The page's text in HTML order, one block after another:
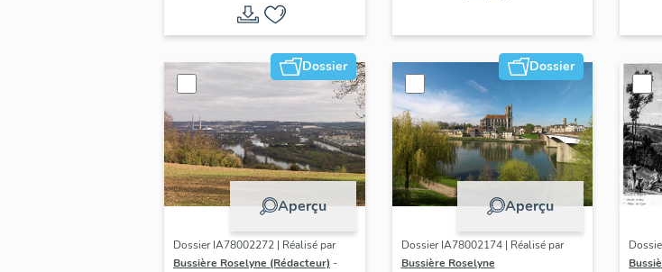
Dossier
Aperçu
Dossier IA78002272 | Réalisé par
Bussière Roselyne (Rédacteur) -
Dossier
Aperçu
Dossier IA78002174 | Réalisé par
Bussière Roselyne